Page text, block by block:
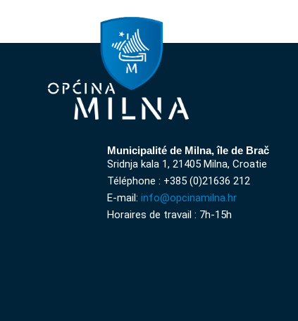
Municipalité de Milna, île de Brač
Sridnja kala 1, 21405 Milna, Croatie
Téléphone : +385 (0)21636 212
E-mail: info@opcinamilna.hr
Horaires de travail : 7h-15h